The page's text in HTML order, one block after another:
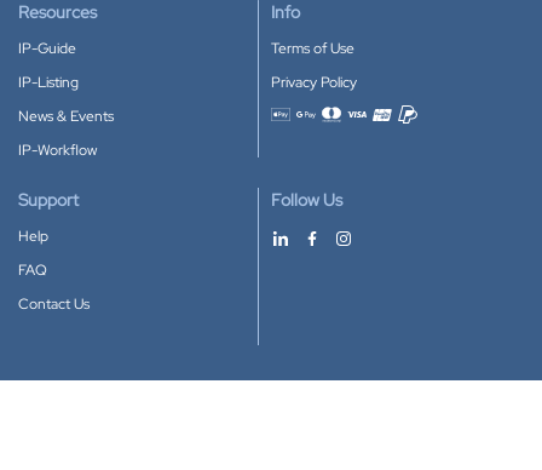
Resources
IP-Guide
IP-Listing
News & Events
IP-Workflow
Info
Terms of Use
Privacy Policy
Accepted payment methods
Support
Help
FAQ
Contact Us
Follow Us